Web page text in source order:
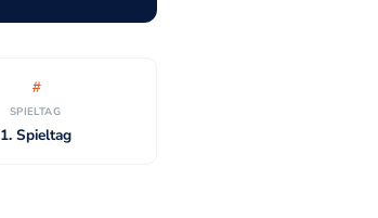
SPIELTAG
1. Spieltag